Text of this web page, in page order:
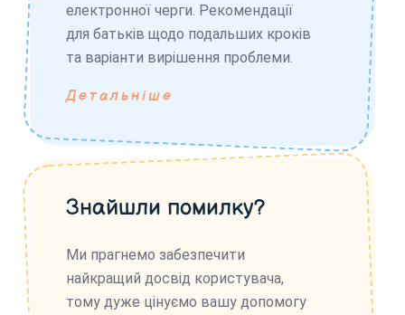
електронної черги. Рекомендації
для батьків щодо подальших кроків
та варіанти вирішення проблеми.
Детальніше
Знайшли помилку?
Ми прагнемо забезпечити
найкращий досвід користувача,
тому дуже цінуємо вашу допомогу